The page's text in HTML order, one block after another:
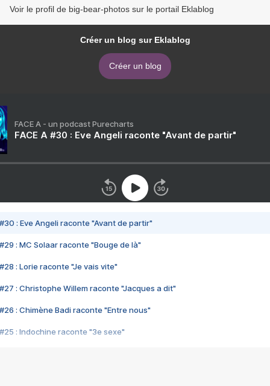
Voir le profil de big-bear-photos sur le portail Eklablog
Créer un blog sur Eklablog
Créer un blog
FACE A - un podcast Purecharts
FACE A #30 : Eve Angeli raconte "Avant de partir"
#30 : Eve Angeli raconte "Avant de partir"
#29 : MC Solaar raconte "Bouge de là"
#28 : Lorie raconte "Je vais vite"
#27 : Christophe Willem raconte "Jacques a dit"
#26 : Chimène Badi raconte "Entre nous"
#25 : Indochine raconte "3e sexe"